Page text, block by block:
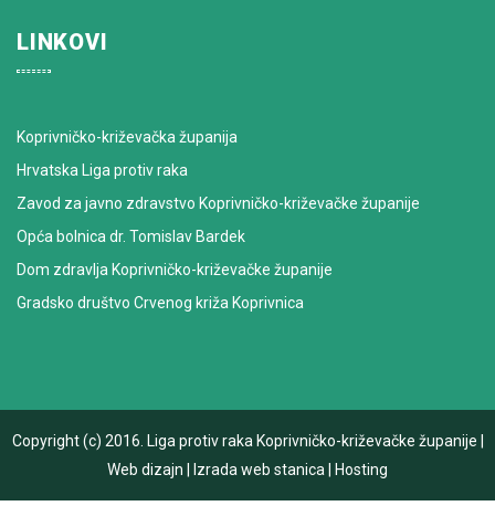
LINKOVI
Koprivničko-križevačka županija
Hrvatska Liga protiv raka
Zavod za javno zdravstvo Koprivničko-križevačke županije
Opća bolnica dr. Tomislav Bardek
Dom zdravlja Koprivničko-križevačke županije
Gradsko društvo Crvenog križa Koprivnica
Copyright (c) 2016. Liga protiv raka Koprivničko-križevačke županije
Web dizajn
Izrada web stanica Hosting